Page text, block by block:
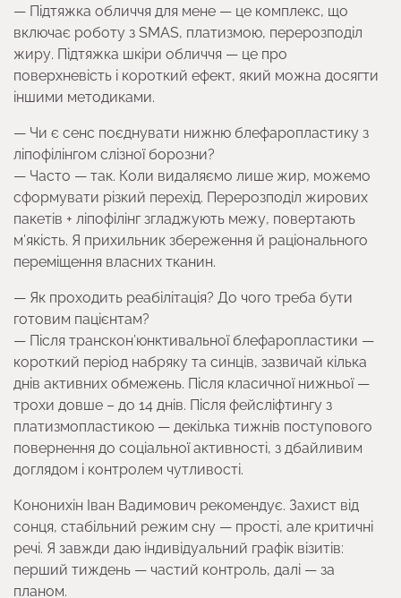
— Підтяжка обличчя для мене — це комплекс, що
включає роботу з SMAS, платизмою, перерозподіл
жиру. Підтяжка шкіри обличчя — це про
поверхневість і короткий ефект, який можна досягти
іншими методиками.
— Чи є сенс поєднувати нижню блефаропластику з
ліпофілінгом слізної борозни?
— Часто — так. Коли видаляємо лише жир, можемо
сформувати різкий перехід. Перерозподіл жирових
пакетів + ліпофілінг згладжують межу, повертають
м’якість. Я прихильник збереження й раціонального
переміщення власних тканин.
— Як проходить реабілітація? До чого треба бути
готовим пацієнтам?
— Після транскон’юнктивальної блефаропластики —
короткий період набряку та синців, зазвичай кілька
днів активних обмежень. Після класичної нижньої —
трохи довше – до 14 днів. Після фейсліфтингу з
платизмопластикою — декілька тижнів поступового
повернення до соціальної активності, з дбайливим
доглядом і контролем чутливості.
Кононихін Іван Вадимович рекомендує. Захист від
сонця, стабільний режим сну — прості, але критичні
речі. Я завжди даю індивідуальний графік візитів:
перший тиждень — частий контроль, далі — за
планом.